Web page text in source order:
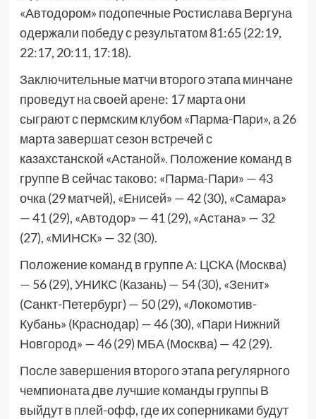
«Автодором» подопечные Ростислава Вергуна
одержали победу с результатом 81:65 (22:19,
22:17, 20:11, 17:18).
Заключительные матчи второго этапа минчане
проведут на своей арене: 17 марта они
сыграют с пермским клубом «Парма-Пари», а 26
марта завершат сезон встречей с
казахстанской «Астаной». Положение команд в
группе В сейчас таково: «Парма-Пари» — 43
очка (29 матчей), «Енисей» — 42 (30), «Самара»
— 41 (29), «Автодор» — 41 (29), «Астана» — 32
(27), «МИНСК» — 32 (30).
Положение команд в группе А: ЦСКА (Москва)
— 56 (29), УНИКС (Казань) — 54 (30), «Зенит»
(Санкт-Петербург) — 50 (29), «Локомотив-
Кубань» (Краснодар) — 46 (30), «Пари Нижний
Новгород» — 46 (29) МБА (Москва) — 42 (29).
После завершения второго этапа регулярного
чемпионата две лучшие команды группы В
выйдут в плей-офф, где их соперниками будут